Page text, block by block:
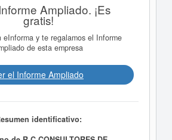
Ampliado. ¡Es
gratis!
eInforma y te regalamos el Informe
de esta empresa
el Informe Ampliado
identificativo: